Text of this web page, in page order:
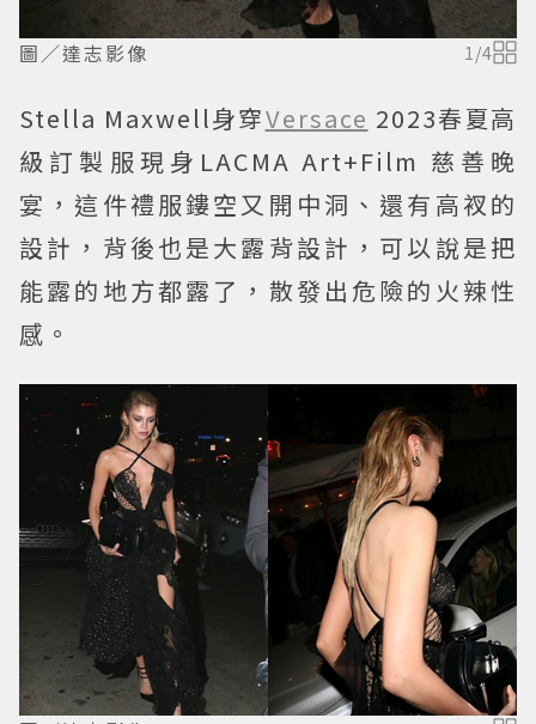
圖／達志影像 1 /4
Stella Maxwell身穿Versace 2023春夏高
級訂製服現身LACMA Art+Film 慈善晚
宴，這件禮服鏤空又開中洞、還有高衩的
設計，背後也是大露背設計，可以說是把
能露的地方都露了，散發出危險的火辣性
感。